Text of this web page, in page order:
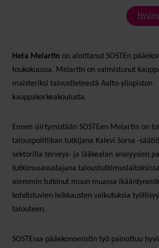
Heta Melartin on aloittanut SOSTEn
toukokuussa. Melartin on valmistunut
maisteriksi taloustieteestä Aalto-yliopiston
kauppakorkeakoulusta.
Ennen siirtymistään SOSTEen Melartin on
talouspolitiikan tutkijana Kalevi Sorsa -
sektorilla terveys- ja lääkealan analyysien
tutkimusavustajana
aiemmin tutkinut muun muassa
kohdistuvien leikkausten vaikutuksia
talouteen.
SOSTEssa pääekonomistin työ painottuu